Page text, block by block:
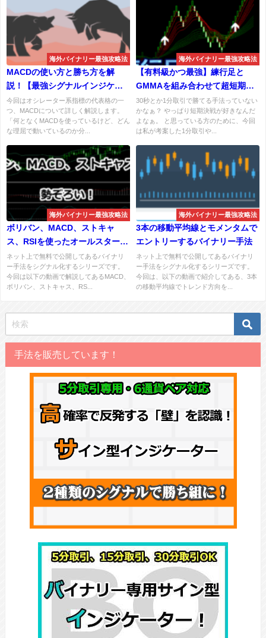
海外バイナリー最強攻略法
MACDの使い方と勝ち方を解
説！【最強シグナルインジケー
ター無料配布】
今回はオシレーター系指標の代表格の一
つ、MACDについて詳しく解説します。
「何となくMACDを使っているけど、どん
な理屈で動いているのか分...
海外バイナリー最強攻略法
【有料級かつ最強】練行足と
GMMAを組み合わせて超短期取
引で勝ちまくれ！
30秒とか1分取引で勝てる手法っていない
かなぁ？ やっぱり短期決戦が好きなんだ
よなぁ。 と思っている方のために、今回
は私が考案した1分取引や...
海外バイナリー最強攻略法
ボリバン、MACD、ストキャ
ス、RSIを使ったオールスターな
バイナリー手法
ネット上で無料で公開してあるバイナリ
ー手法をシグナル化するシリーズです。
今回は以下の動画で解説してあるMACD、
ボリバン、ストキャス、RS...
海外バイナリー最強攻略法
3本の移動平均線とモメンタムで
エントリーするバイナリー手法
ネット上で無料で公開してあるバイナリ
ー手法をシグナル化するシリーズです。
今回は、以下の動画で紹介してある、3本
の移動平均線でトレンド方向を...
手法を販売しています！